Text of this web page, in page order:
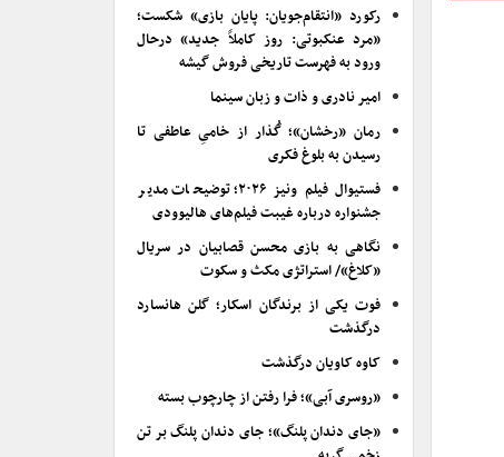
رکورد «انتقام‌جویان: پایان بازی» شکست؛
«مرد عنکبوتی: روز کاملاً جدید» درحال
ورود به فهرست تاریخی فروش گیشه
امیر نادری و ذات و زبان سینما
رمان «رخشان»؛ گُذار از خامیِ عاطفی تا
رسیدن به بلوغ فکری
فستیوال فیلم ونیز ۲۰۲۶؛ توضیحات مدیر
جشنواره درباره غیبت فیلم‌های هالیوودی
نگاهی به بازی محسن قصابیان در سریال
«کلاغ»/ استراتژی مکث و سکوت
فوت یکی از برندگان اسکار؛ گلن هانسارد
درگذشت
کاوه کاویان درگذشت
«روسری آبی»؛ فرا رفتن از چارچوب بسته
«جای دندان پلنگ»؛ جای دندان پلنگ بر تن